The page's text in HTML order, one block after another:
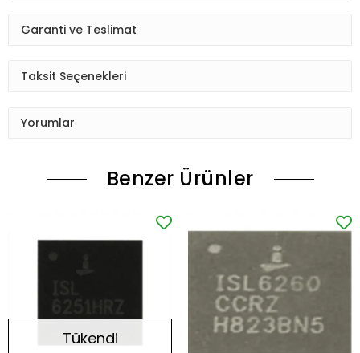
Garanti ve Teslimat
Taksit Seçenekleri
Yorumlar
Benzer Ürünler
Tükendi